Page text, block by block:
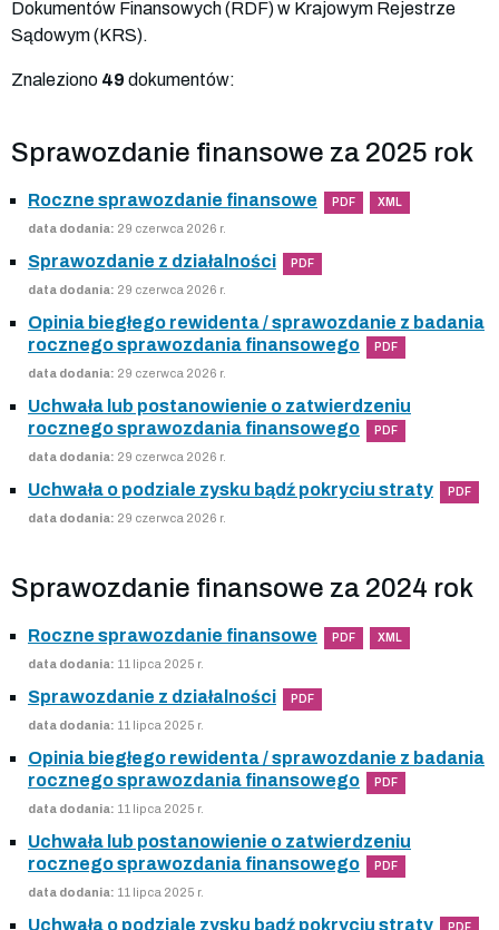
Dokumentów Finansowych (RDF) w Krajowym Rejestrze
Sądowym (KRS).
Znaleziono 49 dokumentów:
Sprawozdanie finansowe za 2025 rok
Roczne sprawozdanie finansowe PDF XML
data dodania: 29 czerwca 2026 r.
Sprawozdanie z działalności PDF
data dodania: 29 czerwca 2026 r.
Opinia biegłego rewidenta / sprawozdanie z badania
rocznego sprawozdania finansowego
PDF
data dodania: 29 czerwca 2026 r.
Uchwała lub postanowienie o zatwierdzeniu
rocznego sprawozdania finansowego
PDF
data dodania: 29 czerwca 2026 r.
Uchwała o podziale zysku bądź pokryciu straty PDF
data dodania: 29 czerwca 2026 r.
Sprawozdanie finansowe za 2024 rok
Roczne sprawozdanie finansowe PDF XML
data dodania: 11 lipca 2025 r.
Sprawozdanie z działalności PDF
data dodania: 11 lipca 2025 r.
Opinia biegłego rewidenta / sprawozdanie z badania
rocznego sprawozdania finansowego
PDF
data dodania: 11 lipca 2025 r.
Uchwała lub postanowienie o zatwierdzeniu
rocznego sprawozdania finansowego
PDF
data dodania: 11 lipca 2025 r.
Uchwała o podziale zysku bądź pokryciu straty PDF